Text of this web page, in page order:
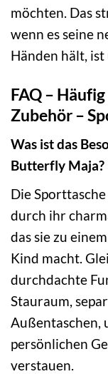
möchten. Das
wenn es seine
Händen hält, ist
FAQ –
Zubehör –
Was ist das
Butterfly Maja?
Die
durch ihr
das sie zu
Kind macht.
durchdachte
Stauraum,
Außentaschen,
persönlichen
verstauen.